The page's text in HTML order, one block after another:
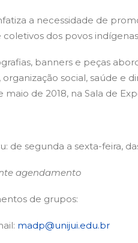
a necessidade de
coletivos dos povos
banners e peças
organização social, saúde e
de 2018, na Sala de
de segunda a sexta-feira,
agendamento
de grupos:
madp@unijui.edu.br